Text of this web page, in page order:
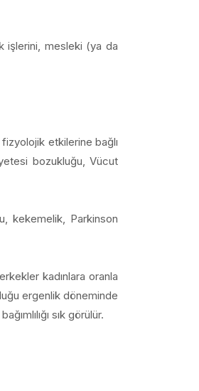
işlerini, mesleki (ya da
etkilerine bağlı
bozukluğu, Vücut
kekemelik, Parkinson
kadınlara oranla
ergenlik döneminde
sık görülür.